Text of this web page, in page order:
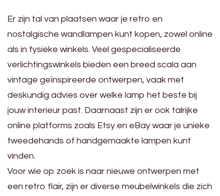
Er zijn tal van plaatsen waar je retro en
nostalgische wandlampen kunt kopen, zowel online
als in fysieke winkels. Veel gespecialiseerde
verlichtingswinkels bieden een breed scala aan
vintage geïnspireerde ontwerpen, vaak met
deskundig advies over welke lamp het beste bij
jouw interieur past. Daarnaast zijn er ook talrijke
online platforms zoals Etsy en eBay waar je unieke
tweedehands of handgemaakte lampen kunt
vinden.
Voor wie op zoek is naar nieuwe ontwerpen met
een retro flair, zijn er diverse meubelwinkels die zich